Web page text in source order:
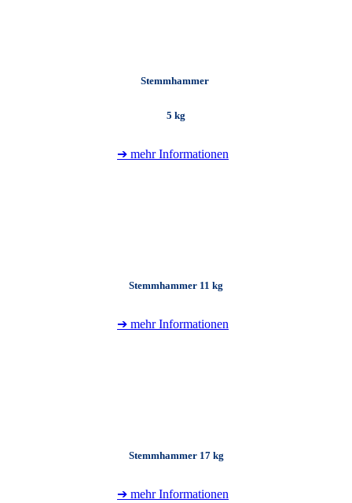
Stemmhammer
5 kg
➔ mehr Informationen
Stemmhammer 11 kg
➔ mehr Informationen
Stemmhammer 17 kg
➔ mehr Informationen